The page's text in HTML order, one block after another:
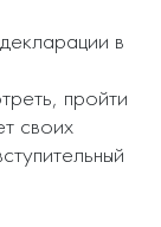
в
пройти
своих